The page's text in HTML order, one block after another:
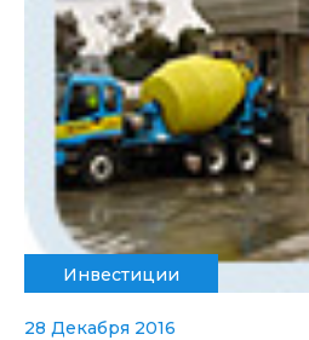
Инвестиции
28 Декабря 2016